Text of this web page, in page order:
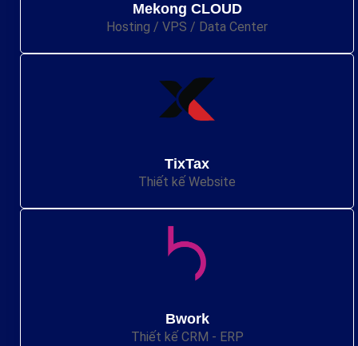
Mekong CLOUD
Hosting / VPS / Data Center
TixTax
Thiết kế Website
Bwork
Thiết kế CRM - ERP